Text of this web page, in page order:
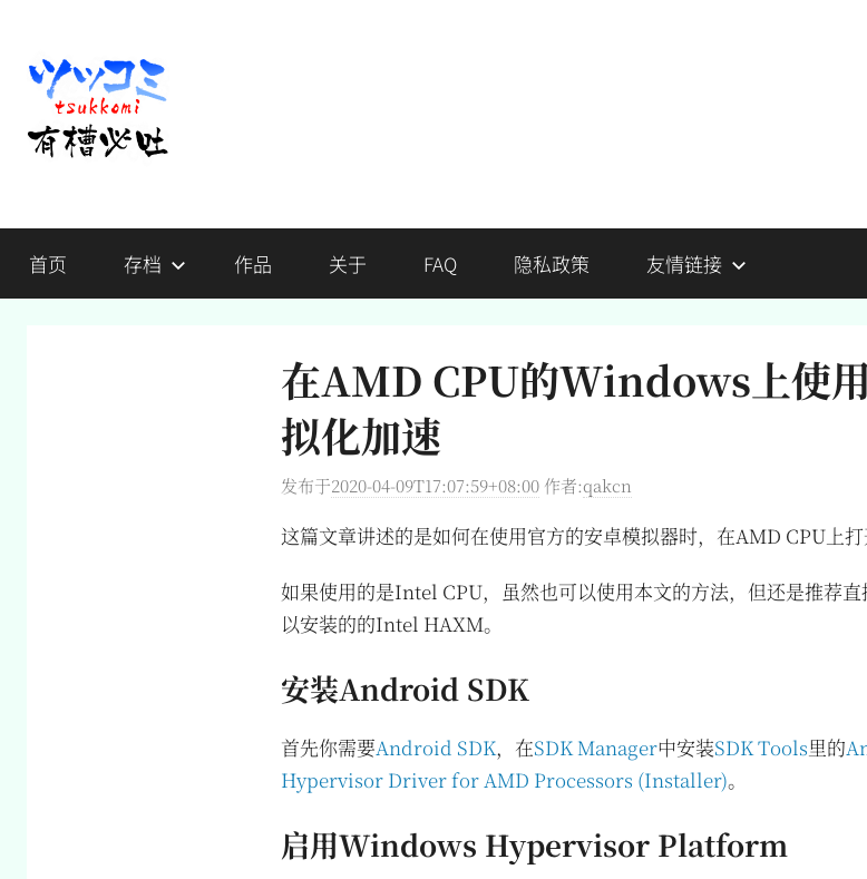
有
槽
吐
槽，
首页 存档 作品 关于 FAQ 隐私政策 友情链接
在AMD CPU的Windows上使
拟化加速
发布于2020-04-09T17:07:59+08:00 作者:qakcn
这篇文章讲述的是如何在使用官方的安卓模拟器时，在AMD CPU上打
如果使用的是Intel CPU，虽然也可以使用本文的方法，但还是推荐
以安装的的Intel HAXM。
安装Android SDK
首先你需要Android SDK，在SDK Manager中安装SDK Tools里的
Hypervisor Driver for AMD Processors (Installer)。
启用Windows Hypervisor Platform